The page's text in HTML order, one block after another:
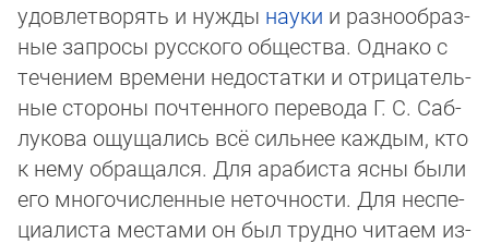
удов­лет­ворять и нужды науки и разнооб­раз­
ные запросы русского общества. Од­нако с
те­че­ни­ем времени недостатки и отрицатель­
ные стороны почтенного перевода Г. С. Саб­
лу­ко­ва ощущались всё сильнее каждым, кто
к нему об­ра­щал­ся. Для арабиста ясны бы­ли
его многочисленные неточности. Для не­спе­
циа­лис­та местами он был трудно чи­та­ем из-